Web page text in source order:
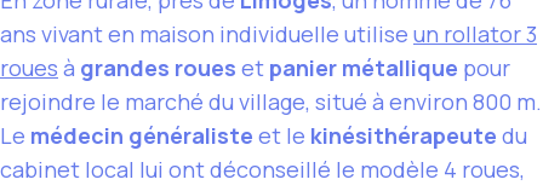
ans vivant en maison individuelle utilise un rollator 3
roues à grandes roues et panier métallique pour
rejoindre le marché du village, situé à environ 800 m.
Le médecin généraliste et le kinésithérapeute du
cabinet local lui ont déconseillé le modèle 4 roues,